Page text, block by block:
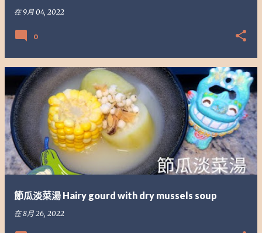
在9月 04, 2022
0
節瓜淡菜湯 Hairy gourd with dry mussels soup
在8月 26, 2022